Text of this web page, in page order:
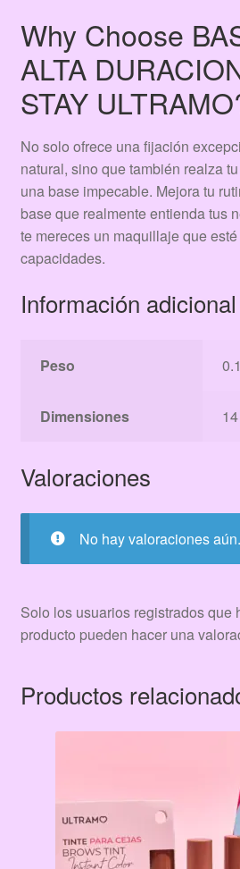
Why Choose
ALTA
STAY
No solo ofrece una fijación
natural, sino que también realza
una base impecable. Mejora tu
base que realmente entienda tus
te mereces un maquillaje que
capacidades.
Información adicional
Peso
Dimensiones
Valoraciones
No hay valoraciones aún.
Solo los usuarios registrados que
producto pueden hacer una
Productos